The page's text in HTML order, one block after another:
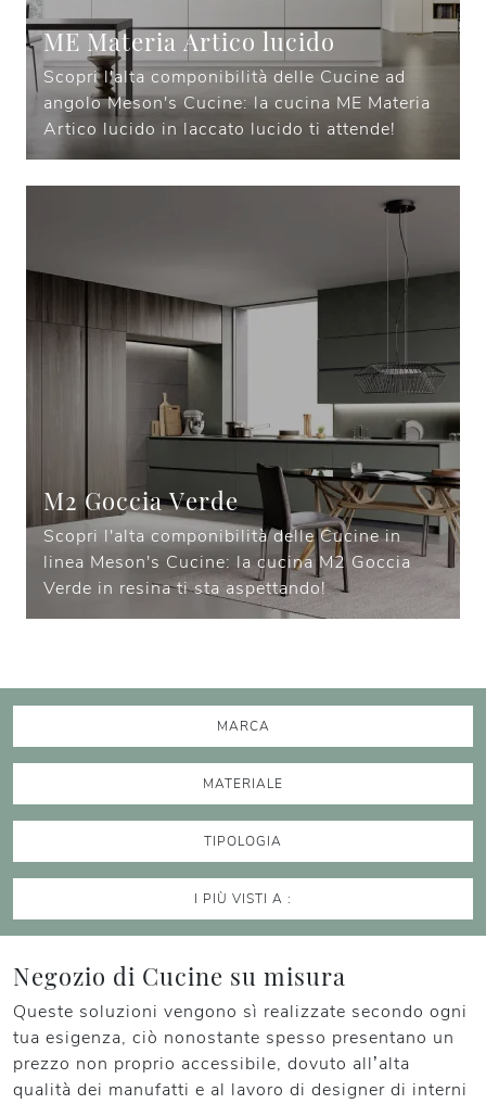
ME Materia Artico lucido
Scopri l'alta componibilità delle Cucine ad
angolo Meson's Cucine: la cucina ME Materia
Artico lucido in laccato lucido ti attende!
M2 Goccia Verde
Scopri l'alta componibilità delle Cucine in
linea Meson's Cucine: la cucina M2 Goccia
Verde in resina ti sta aspettando!
MARCA
MATERIALE
TIPOLOGIA
I PIÙ VISTI A :
Negozio di Cucine su misura
Queste soluzioni vengono sì realizzate secondo ogni
tua esigenza, ciò nonostante spesso presentano un
prezzo non proprio accessibile, dovuto all’alta
qualità dei manufatti e al lavoro di designer di interni